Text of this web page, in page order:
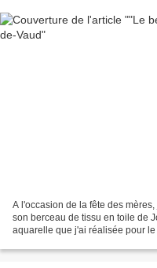
A l'occasion de la fête des
son berceau de tissu en toile de
aquarelle que j'ai réalisée pour le